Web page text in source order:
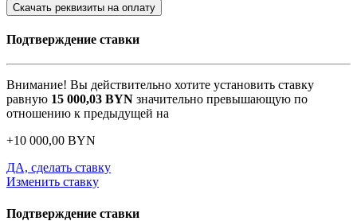
Скачать реквизиты на оплату
Подтверждение ставки
Внимание! Вы действительно хотите установить ставку
равную 15 000,03 BYN значительно превышающую по
отношению к предыдущей на
+10 000,00 BYN
ДА, сделать ставку
Изменить ставку
Подтверждение ставки